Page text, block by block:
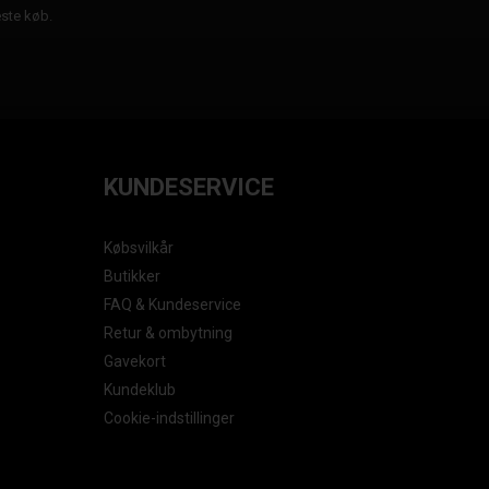
køb.
KUNDESERVICE
Købsvilkår
Butikker
FAQ & Kundeservice
Retur & ombytning
Gavekort
Kundeklub
Cookie-indstillinger